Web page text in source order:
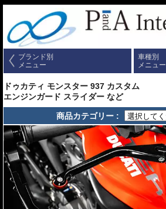
ブランド別
メニュー
車種別
メニュー
ドゥカティ モンスター 937 カスタム
エンジンガード スライダー など
商品カテゴリー :